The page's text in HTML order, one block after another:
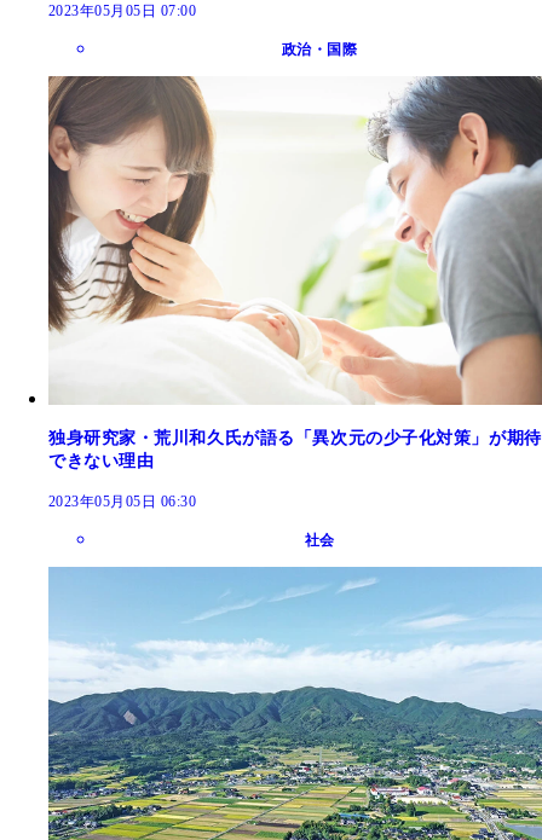
2023年05月05日 07:00
政治・国際
独身研究家・荒川和久氏が語る「異次元の少子化対策」が期待
できない理由
2023年05月05日 06:30
社会